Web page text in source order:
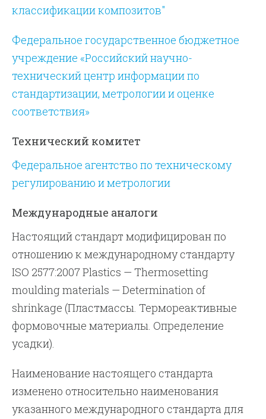
классификации композитов"
Федеральное государственное бюджетное
учреждение «Российский научно-
технический центр информации по
стандартизации, метрологии и оценке
соответствия»
Технический комитет
Федеральное агентство по техническому
регулированию и метрологии
Международные аналоги
Настоящий стандарт модифицирован по
отношению к международному стандарту
ISO 2577:2007 Plastics — Thermosetting
moulding materials — Determination of
shrinkage (Пластмассы. Термореактивные
формовочные материалы. Определение
усадки).
Наименование настоящего стандарта
изменено относительно наименования
указанного международного стандарта для